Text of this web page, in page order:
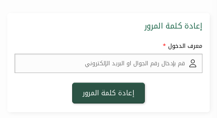
إعادة كلمة المرور
معرف الدخول